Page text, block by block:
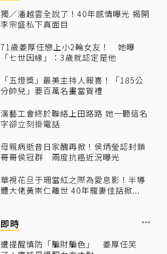
獨／潘越雲全說了！40年感情曝光 揭開
李宗盛私下真面目
71歲姜厚任戀上小2輪女友！ 她曝
「七世因緣」：3歲就認定是他
「五燈獎」最美主持人報喜！「185公
分帥兒」要百萬名畫當賀禮
演藝工會終於聯絡上田路路 她一聽這名
字卻立刻掛電話
母親病逝昔日家醜再掀！侯炳瑩認封鎖
哥哥侯冠群 兩度抗癌近況曝光
華視花旦于珊當紅之際為愛息影！半導
體大佬黃崇仁離世 40年寵妻佳話掀...
即時
遭提醒慎防「騙財騙色」 姜厚任笑